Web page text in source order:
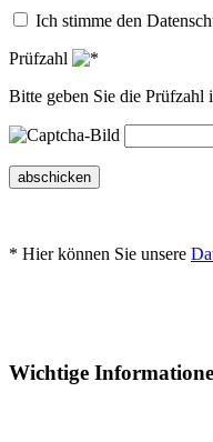
Ich stimme den
Prüfzahl
Bitte geben Sie die Prüfzahl
abschicken
* Hier können Sie unsere
Wichtige